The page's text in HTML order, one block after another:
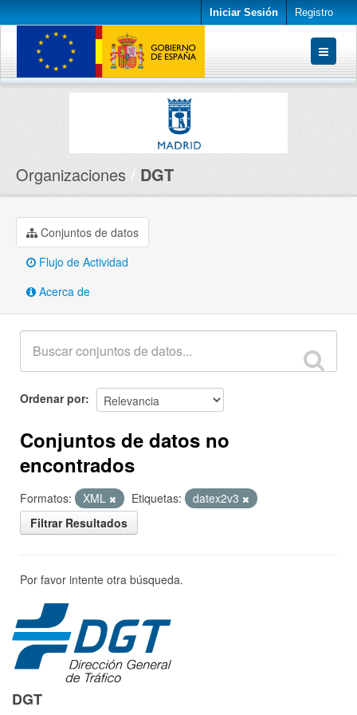
Iniciar Sesión Registro
Conjuntos de datos
Organizaciones DGT
Conjuntos de datos
Flujo de Actividad
Acerca de
Ordenar por
Conjuntos de datos no
encontrados
Formatos: XML Etiquetas:
datex2v3
Filtrar Resultados
Por favor intente otra búsqueda.
DGT